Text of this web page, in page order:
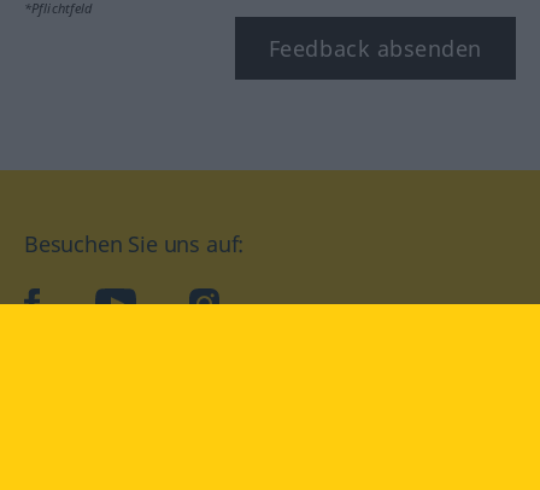
*Pflichtfeld
Feedback absenden
Besuchen Sie uns auf:
facebookYouTube Instagram